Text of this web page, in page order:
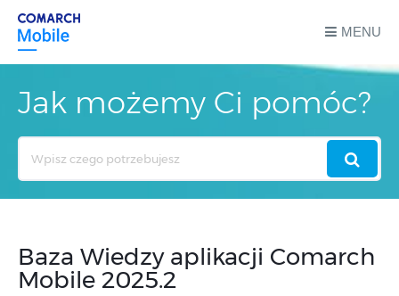
MENU
Jak możemy Ci pomóc?
Baza Wiedzy aplikacji Comarch
Mobile 2025.2